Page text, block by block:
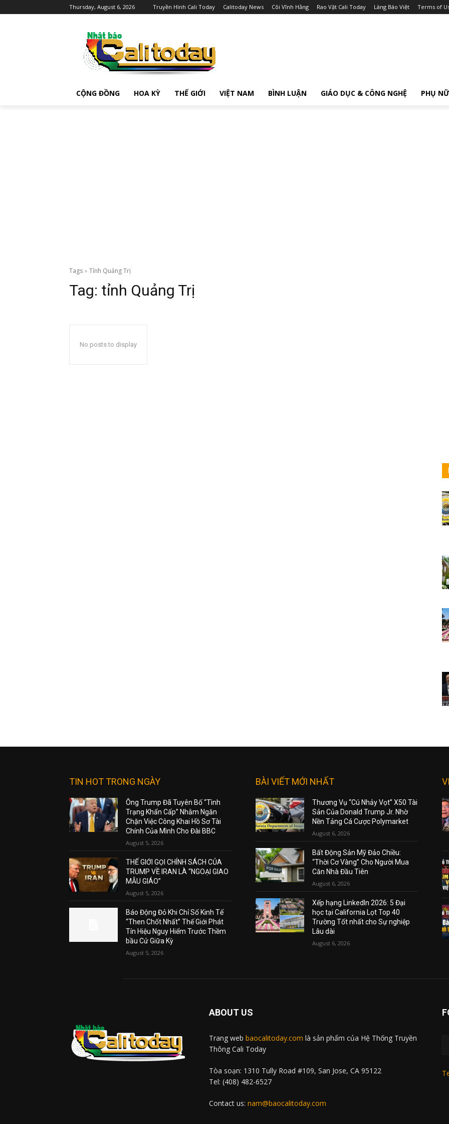
Thursday, August 6, 2026 Truyền Hình Cali Today Calitoday News Cõi Vĩnh Hằng Rao Vặt Cali Today Làng Báo Việt Terms of
CỘNG ĐỒNG HOA KỲ THẾ GIỚI VIỆT NAM BÌNH LUẬN GIÁO DỤC & CÔNG NGHỆ PHỤ NỮ
Tags Tỉnh Quảng Trị
Tag: tỉnh Quảng Trị
No posts to display
TIN HOT TRONG NGÀY
Ông Trump Đã Tuyên Bố “Tình
Trạng Khẩn Cấp” Nhằm Ngăn
Chặn Việc Công Khai Hồ Sơ Tài
Chính Của Mình Cho Đài BBC
August 5, 2026
THẾ GIỚI GỌI CHÍNH SÁCH CỦA
TRUMP VỀ IRAN LÀ “NGOẠI GIAO
MẪU GIÁO”
August 5, 2026
Báo Động Đỏ Khi Chỉ Số Kinh Tế
“Then Chốt Nhất” Thế Giới Phát
Tín Hiệu Nguy Hiểm Trước Thềm
bầu Cử Giữa Kỳ
August 5, 2026
BÀI VIẾT MỚI NHẤT
Thương Vụ “Cú Nhảy Vọt” X50 Tài
Sản Của Donald Trump Jr. Nhờ
Nền Tảng Cá Cược Polymarket
August 6, 2026
Bất Động Sản Mỹ Đảo Chiều:
“Thời Cơ Vàng” Cho Người Mua
Căn Nhà Đầu Tiên
August 6, 2026
Xếp hạng LinkedIn 2026: 5 Đại
học tại California Lọt Top 40
Trường Tốt nhất cho Sự nghiệp
Lâu dài
August 6, 2026
ABOUT US
Trang web baocalitoday.com là sản phẩm của Hệ Thống Truyền
Thông Cali Today
Tòa soạn: 1310 Tully Road #109, San Jose, CA 95122
Tel: (408) 482-6527
Contact us: nam@baocalitoday.com